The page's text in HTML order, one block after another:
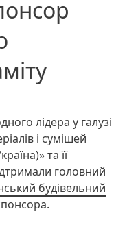
лідера у галузі
і сумішей
та її
головний
будівельний